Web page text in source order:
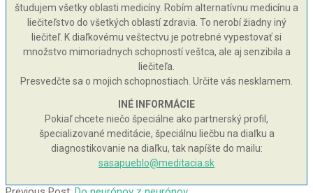
študujem všetky oblasti medicíny. Robím alternatívnu medicínu a
liečiteľstvo do všetkých oblastí zdravia. To nerobí žiadny iný
liečiteľ. K diaľkovému veštectvu je potrebné vypestovať si
množstvo mimoriadnych schopností veštca, ale aj senzibila a
liečiteľa.
Presvedčte sa o mojich schopnostiach. Určite vás nesklamem.
INÉ INFORMÁCIE
Pokiaľ chcete niečo špeciálne ako partnerský profil,
špecializované meditácie, špeciálnu liečbu na diaľku a
diagnostikovanie na diaľku, tak napíšte do mailu:
sasapueblo@meditacia.sk